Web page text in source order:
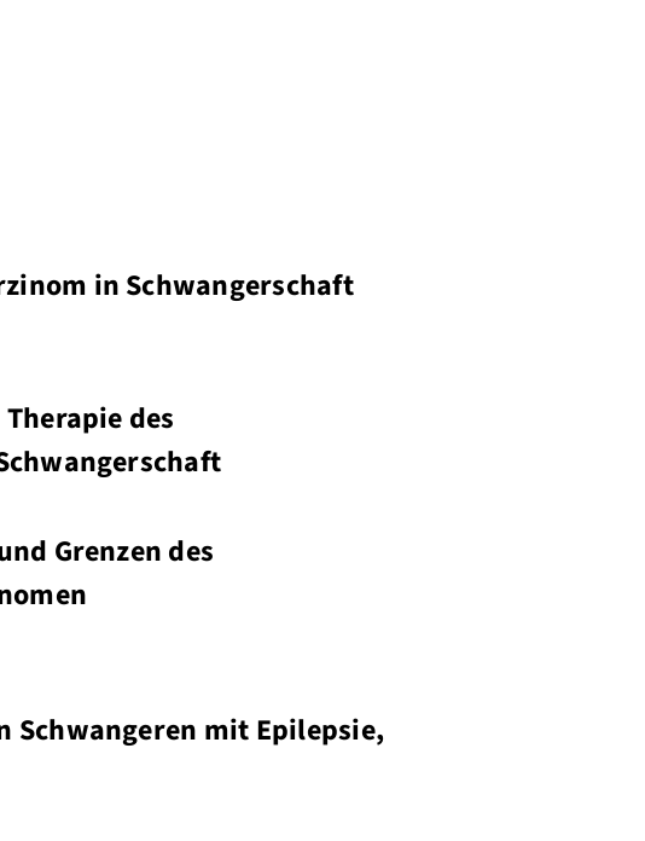
in Schwangerschaft
des
Grenzen des
Schwangeren mit Epilepsie,